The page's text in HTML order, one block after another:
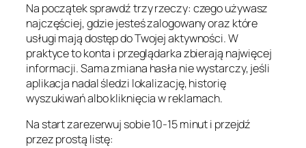
Na początek sprawdź trzy rzeczy: czego używasz
najczęściej, gdzie jesteś zalogowany oraz które
usługi mają dostęp do Twojej aktywności. W
praktyce to konta i przeglądarka zbierają najwięcej
informacji. Sama zmiana hasła nie wystarczy, jeśli
aplikacja nadal śledzi lokalizację, historię
wyszukiwań albo kliknięcia w reklamach.
Na start zarezerwuj sobie 10-15 minut i przejdź
przez prostą listę: